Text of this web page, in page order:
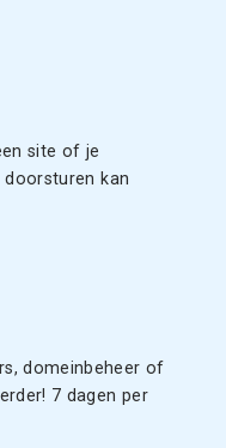
site of je
kan
domeinbeheer of
7 dagen per